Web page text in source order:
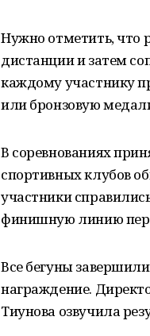
Нужно отметить, что
дистанции и затем
каждому участнику
или бронзовую
В соревнованиях
спортивных клубов
участники
финишную линию
Все бегуны
награждение.
Тиунова озвучила